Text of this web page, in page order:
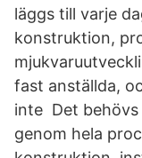
läggs till varje
konstruktion,
fast anställda,
inte Det
genom hela